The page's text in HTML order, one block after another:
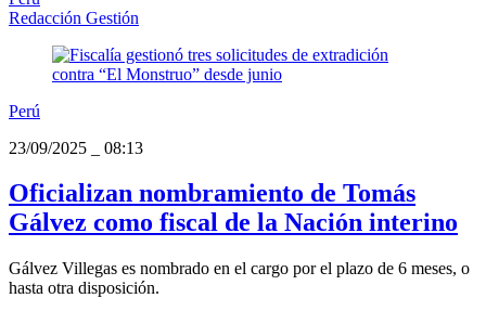
Redacción Gestión
Perú
23/09/2025
08:13
Oficializan nombramiento de Tomás
Gálvez como fiscal de la Nación interino
Gálvez Villegas es nombrado en el cargo por el plazo de 6 meses, o
hasta otra disposición.